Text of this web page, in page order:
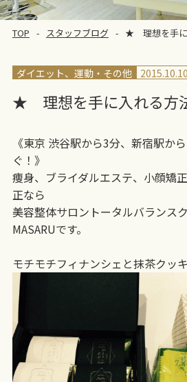
TOP スタッフブログ ★ 理想を手に
ダイエット、運動 その他 2015.10.10
★ 理想を手に入れる方
《東京 渋谷駅から3分、新宿駅か
ぐ！》
痩身、ブライダルエステ、小顔矯
正なら
美容整体サロントータルバランス
MASARUです。
モチモチフィナンシェと抹茶クッ